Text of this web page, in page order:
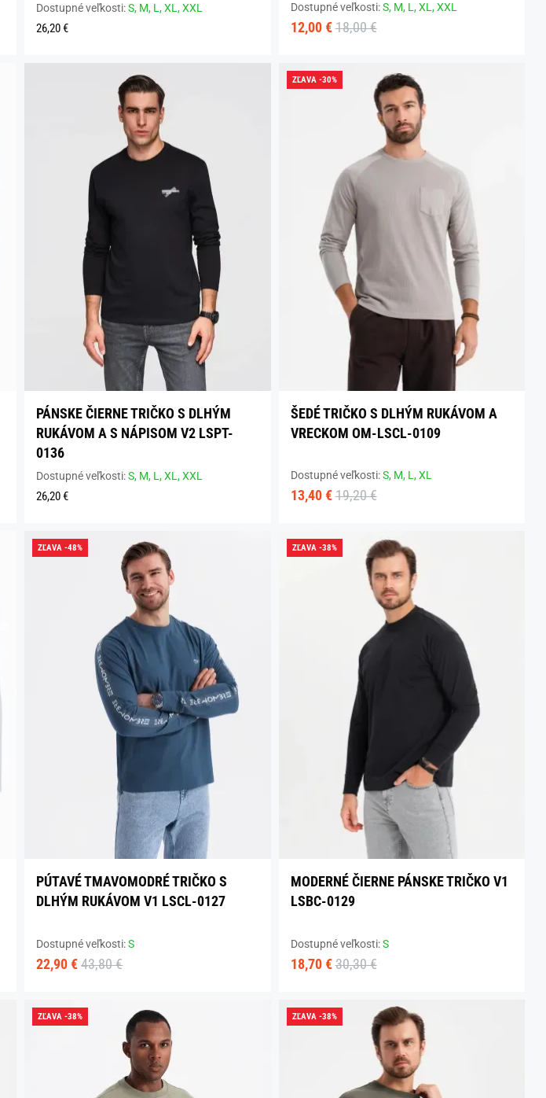
Dostupné veľkosti:S, M, L,XL,XXL
26,20 €
Dostupné veľkosti:S, M, L,XL,XXL
12,00 € 18,00 €
PÁNSKE ČIERNE TRIČKO S DLHÝM
RUKÁVOM A S NÁPISOM V2 LSPT-
0136
Dostupné veľkosti:S, M, L,XL,XXL
26,20 €
ZĽAVA -30%
ŠEDÉ TRIČKO S DLHÝM RUKÁVOM A
VRECKOM OM-LSCL-0109
Dostupné veľkosti:S, M, L,XL
13,40 € 19,20 €
ZĽAVA -48%
PÚTAVÉ TMAVOMODRÉ TRIČKO S
DLHÝM RUKÁVOM V1 LSCL-0127
Dostupné veľkosti:S
22,90 € 43,80 €
ZĽAVA -38%
MODERNÉ ČIERNE PÁNSKE TRIČKO V1
LSBC-0129
Dostupné veľkosti:S
18,70 € 30,30 €
ZĽAVA -38% ZĽAVA -38%